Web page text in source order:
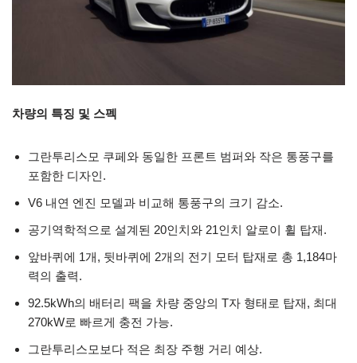
차량의 특징 및 스펙
그란투리스모 쿠페와 동일한 프론트 범퍼와 작은 통풍구를
포함한 디자인.
V6 내연 엔진 모델과 비교해 통풍구의 크기 감소.
공기역학적으로 설계된 20인치와 21인치 알로이 휠 탑재.
앞바퀴에 1개, 뒷바퀴에 2개의 전기 모터 탑재로 총 1,184마
력의 출력.
92.5kWh의 배터리 팩을 차량 중앙의 T자 형태로 탑재, 최대
270kW로 빠르게 충전 가능.
그란투리스모보다 적은 최장 주행 거리 예상.